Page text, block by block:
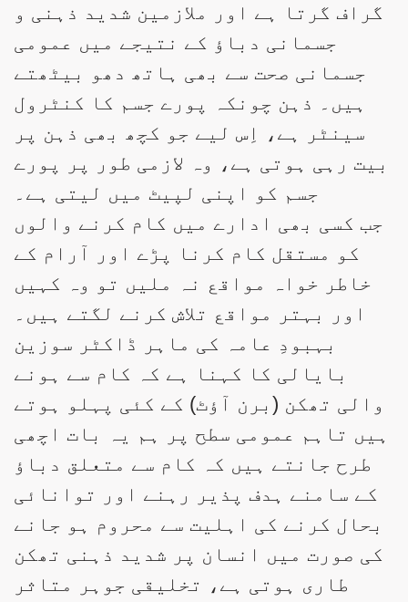
گراف گرتا ہے اور ملازمین شدید ذہنی و
جسمانی دباؤ کے نتیجے میں عمومی
جسمانی صحت سے بھی ہاتھ دھو بیٹھتے
ہیں۔ ذہن چونکہ پورے جسم کا کنٹرول
سینٹر ہے، اِس لیے جو کچھ بھی ذہن پر
بیت رہی ہوتی ہے، وہ لازمی طور پر پورے
جسم کو اپنی لپیٹ میں لیتی ہے۔
جب کسی بھی ادارے میں کام کرنے والوں
کو مستقل کام کرنا پڑے اور آرام کے
خاطر خواہ مواقع نہ ملیں تو وہ کہیں
اور بہتر مواقع تلاش کرنے لگتے ہیں۔
بہبودِ عامہ کی ماہر ڈاکٹر سوزین
بایالی کا کہنا ہے کہ کام سے ہونے
والی تھکن (برن آؤٹ) کے کئی پہلو ہوتے
ہیں تاہم عمومی سطح پر ہم یہ بات اچھی
طرح جانتے ہیں کہ کام سے متعلق دباؤ
کے سامنے ہدف پذیر رہنے اور توانائی
بحال کرنے کی اہلیت سے محروم ہو جانے
کی صورت میں انسان پر شدید ذہنی تھکن
طاری ہوتی ہے، تخلیقی جوہر متاثر